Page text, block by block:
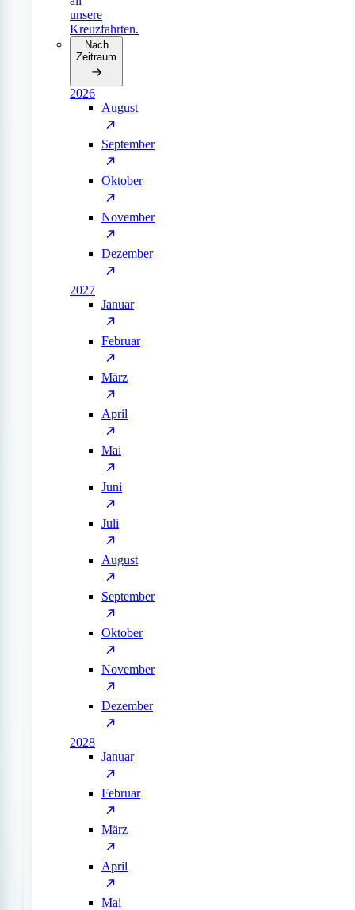
unsere
Kreuzfahrten.
Nach
Zeitraum
2026
August
September
Oktober
November
Dezember
2027
Januar
Februar
März
April
Mai
Juni
Juli
August
September
Oktober
November
Dezember
2028
Januar
Februar
März
April
Mai